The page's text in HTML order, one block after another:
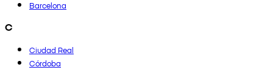
Barcelona
C
Ciudad Real
Córdoba